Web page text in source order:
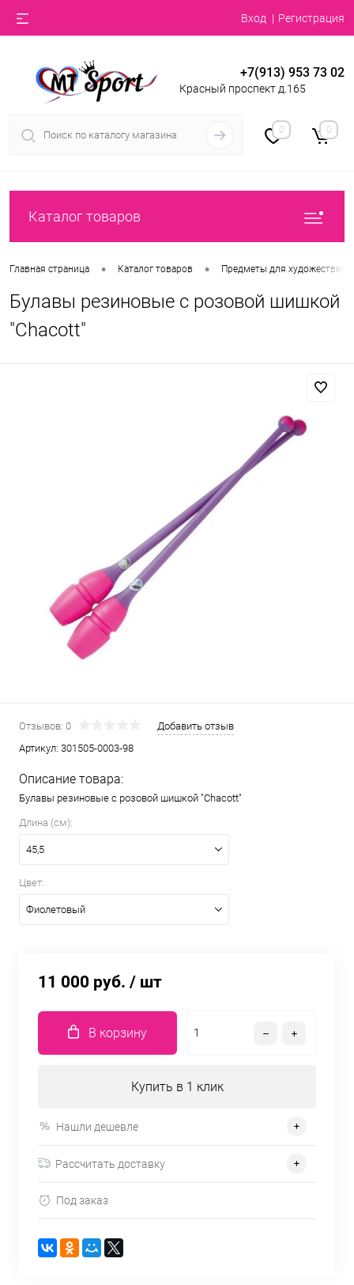
Вход Регистрация
+7(913) 953 73 02
Красный проспект д.165
0 0
Каталог товаров
Главная страница • Каталог товаров • Предметы для
Булавы резиновые с розовой шишкой
"Chacott"
Отзывов: 0
Добавить отзыв
Артикул: 301505-0003-98
Описание товара:
Булавы резиновые с розовой шишкой "Chacott"
Длина (см):
45,5
Цвет:
Фиолетовый
11 000 руб. / шт
В корзину
Купить в 1 клик
Нашли дешевле
Рассчитать доставку
Под заказ